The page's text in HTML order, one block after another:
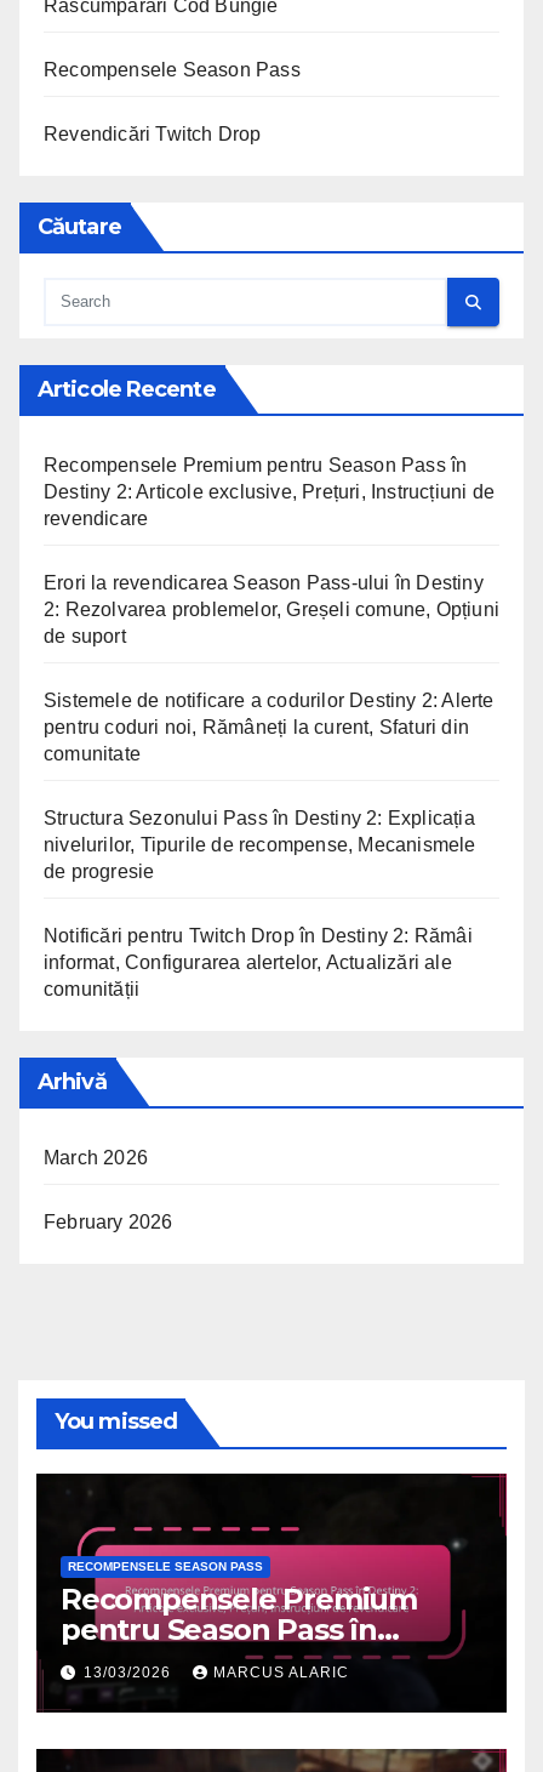
Răscumpărări Cod Bungie
Recompensele Season Pass
Revendicări Twitch Drop
Căutare
Articole Recente
Recompensele Premium pentru Season Pass în
Destiny 2: Articole exclusive, Prețuri, Instrucțiuni de
revendicare
Erori la revendicarea Season Pass-ului în Destiny
2: Rezolvarea problemelor, Greșeli comune, Opțiuni
de suport
Sistemele de notificare a codurilor Destiny 2: Alerte
pentru coduri noi, Rămâneți la curent, Sfaturi din
comunitate
Structura Sezonului Pass în Destiny 2: Explicația
nivelurilor, Tipurile de recompense, Mecanismele
de progresie
Notificări pentru Twitch Drop în Destiny 2: Rămâi
informat, Configurarea alertelor, Actualizări ale
comunității
Arhivă
March 2026
February 2026
You missed
RECOMPENSELE SEASON PASS
Recompensele Premium
pentru Season Pass în
Destiny 2: Articole exclusive,
Prețuri, Instrucțiuni de
revendicare
13/03/2026 MARCUS ALARIC